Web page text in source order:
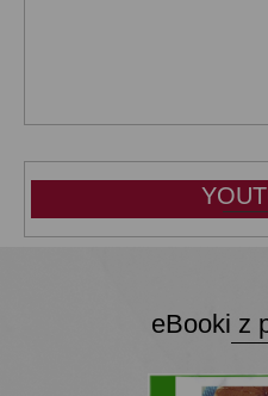
eBooki z